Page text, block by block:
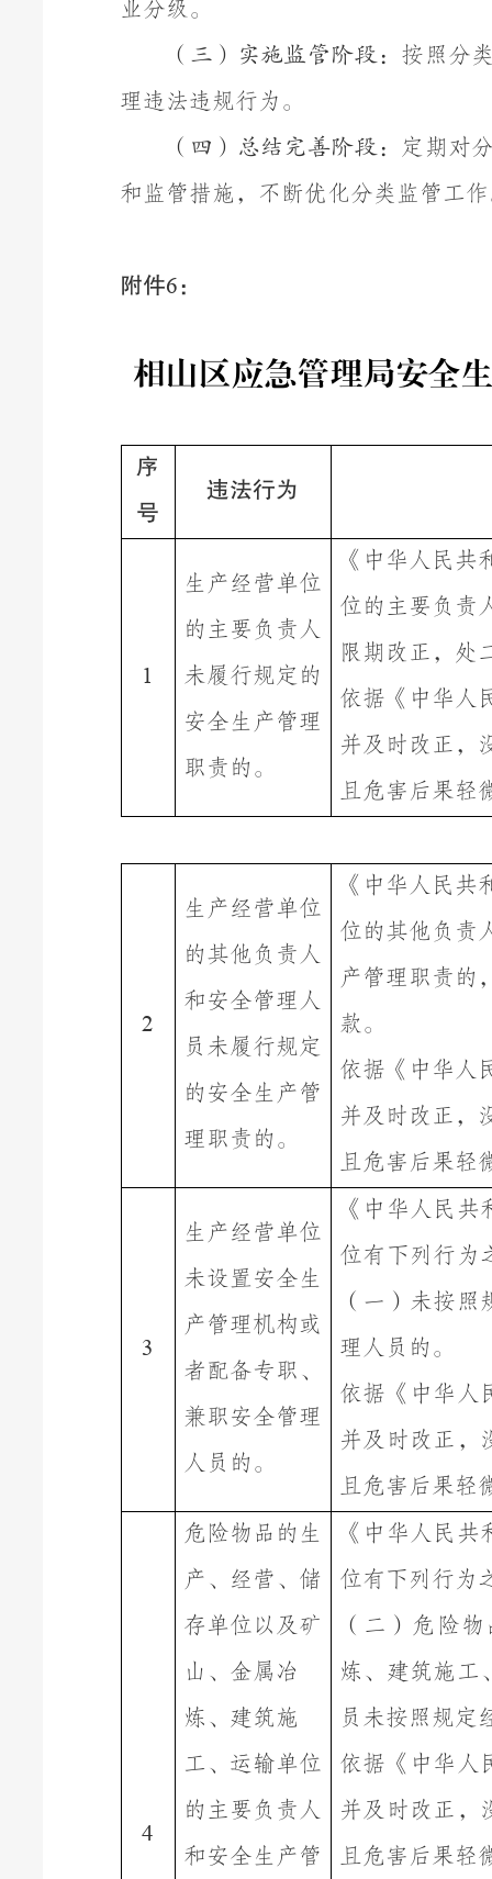
业分级。
（三）实施监管阶段： 按照分
理违法违规行为。
（四）总结完善阶段：
定期对
和监管措施，不断优化分类监管工
附件6：
相山区应急管理局安全
序
号
违法行为
1
生产经营单位
的主要负责人
未履行规定的
安全生产管理
职责的。
《 中华人民共
位的主要负责
限期改正，处
依据《中华人
并及时改正，
且危害后果轻
2
生产经营单位
的其他负责人
和安全管理人
员 未履行规定
的安全生产管
理职责的。
《 中华人民共
位的其他负责
产管理职责的
款 。
依据《中华人
并及时改正，
且危害后果轻
3
生产经营单位
未设置安全生
产管理机构或
者配备专职、
兼职安全管理
人员的。
《 中华人民共
位有下列行为
（一）未按
理人员的。
依据《中华人
并及时改正，
且危害后果轻
4
危险物品的生
产、经营、储
存单位以及矿
山、金属冶
炼、建筑施
工、运输单位
的主要负责人
和安全生产管
《 中华人民共
位有下列行为
（二）危险
炼、建筑施工
员未按照规定
依据《中华人
并及时改正，
且危害后果轻